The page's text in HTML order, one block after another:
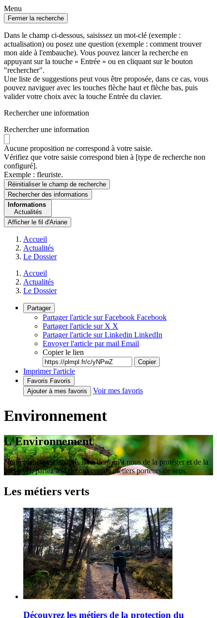
Menu
Fermer la recherche
Dans le champ ci-dessous, saisissez un mot-clé (exemple :
actualisation) ou posez une question (exemple : comment trouver
mon aide à l'embauche). Vous pouvez lancer la recherche en
appuyant sur la touche « Entrée » ou en cliquant sur le bouton
"rechercher".
Une liste de suggestions peut vous être proposée, dans ce cas, vous
pouvez naviguer avec les touches flèche haut et flèche bas, puis
valider votre choix avec la touche Entrée du clavier.
Rechercher une information
Rechercher une information
Aucune proposition ne correspond à votre saisie.
Vérifiez que votre saisie correspond bien à [type de recherche non
configuré].
Exemple : fleuriste.
Réinitialiser le champ de recherche
Rechercherdes informations
Informations
Actualités
Afficher le fil d'Ariane
Accueil
Actualités
Le Dossier
Accueil
Actualités
Le Dossier
Partager
Partager l'article sur Facebook Facebook
Partager l'article sur X X
Partager l'article sur Linkedin LinkedIn
Envoyer l'article par mail Email
Copier le lien
Copier
Imprimer l'article
Favoris Favoris
Ajouter à mes favoris
Voir mes favoris
Environnement
L'Environnement
Notre planête est unique, il ne tient qu'a nous de la protéger et de la
préserver, partez à la découverte de métiers porteurs de sens.
Les métiers verts
Découvrez les métiers de la protection du